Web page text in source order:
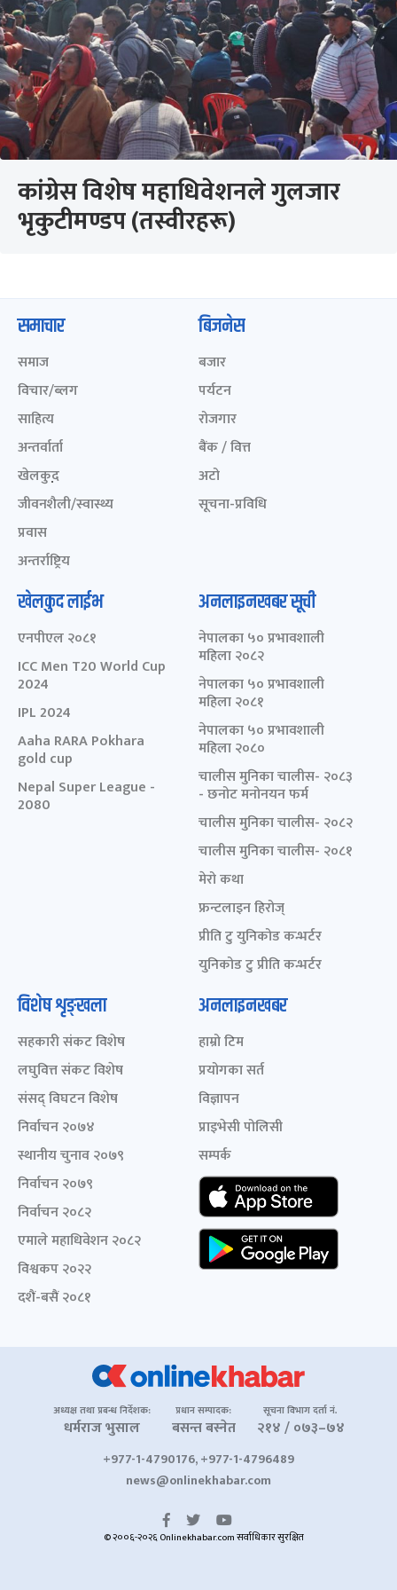
कांग्रेस विशेष महाधिवेशनले गुलजार
भृकुटीमण्डप (तस्वीरहरू)
समाचार
समाज
विचार/ब्लग
साहित्य
अन्तर्वार्ता
खेलकुद़़
जीवनशैली/स्वास्थ्य
प्रवास
अन्तर्राष्ट्रिय
बिजनेस
बजार
पर्यटन
रोजगार
बैंक / वित्त
अटो
सूचना-प्रविधि
खेलकुद लाईभ
एनपीएल २०८१
ICC Men T20 World Cup
2024
IPL 2024
Aaha RARA Pokhara
gold cup
Nepal Super League -
2080
अनलाइनखबर सूची
नेपालका ५० प्रभावशाली
महिला २०८२
नेपालका ५० प्रभावशाली
महिला २०८१
नेपालका ५० प्रभावशाली
महिला २०८०
चालीस मुनिका चालीस- २०८३
- छनोट मनोनयन फर्म
चालीस मुनिका चालीस- २०८२
चालीस मुनिका चालीस- २०८१
मेरो कथा
फ्रन्टलाइन हिरोज्
प्रीति टु युनिकोड कन्भर्टर
युनिकोड टु प्रीति कन्भर्टर
विशेष शृङ्खला
सहकारी संकट विशेष
लघुवित्त संकट विशेष
संसद् विघटन विशेष
निर्वाचन २०७४
स्थानीय चुनाव २०७९
निर्वाचन २०७९
निर्वाचन २०८२
एमाले महाधिवेशन २०८२
विश्वकप २०२२
दशैं-बसैं २०८१
अनलाइनखबर
हाम्रो टिम
प्रयोगका सर्त
विज्ञापन
प्राइभेसी पोलिसी
सम्पर्क
अध्यक्ष तथा प्रबन्ध निर्देशक:
धर्मराज भुसाल
प्रधान सम्पादक:
बसन्त बस्नेत
सूचना विभाग दर्ता नं.
२१४ / ०७३–७४
+977-1-4790176, +977-1-4796489
news@onlinekhabar.com
© २००६-२०२६ Onlinekhabar.com सर्वाधिकार सुरक्षित